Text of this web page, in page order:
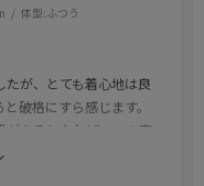
体型:ふつう
が、とても着心地は良
破格にすら感じます。
あるとなれば、この寒
います。